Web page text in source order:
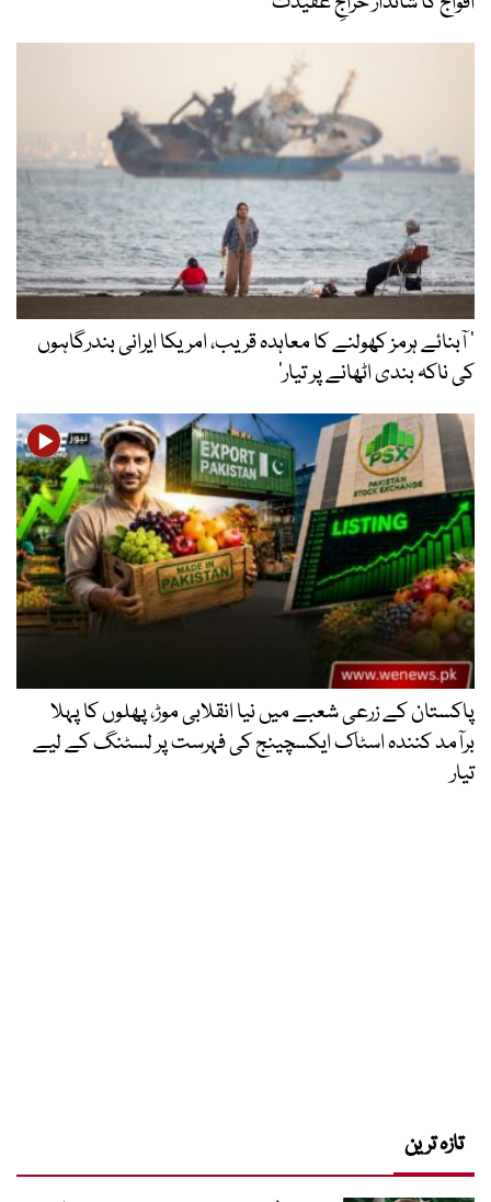
’ آبنائے ہرمز کھولنے کا معاہدہ قریب، امریکا ایرانی بندرگاہوں
کی ناکہ بندی اٹھانے پر تیار‘
پاکستان کے زرعی شعبے میں نیا انقلابی موڑ، پھلوں کا پہلا
برآمد کنندہ اسٹاک ایکسچینج کی فہرست پر لسٹنگ کے لیے
تیار
تازہ ترین